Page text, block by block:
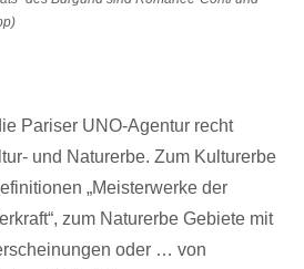
Pariser UNO-Agentur recht
und Naturerbe. Zum Kulturerbe
„Meisterwerke der
zum Naturerbe Gebiete mit
oder … von